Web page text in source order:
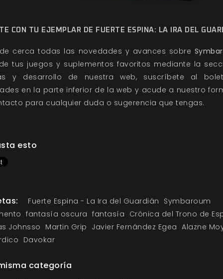
CON TU EJEMPLAR DE FUERTE ESPINA: LA IRA DEL
cerca todas las novedades y avances sobre
tus juegos y suplementos favoritos mediante la
y desarrollo de nuestra web, suscríbete al
en la parte inferior de la web y acude a nuestro
para cualquier duda o sugerencia que tengas.
esto
Fuerte Espina - La Ira del Guardián Symbaroum
fantasía oscura fantasía Crónica del Trono de
Johnsso Martin Grip Javier Fernández Egea Alazne
Davokar
categoría